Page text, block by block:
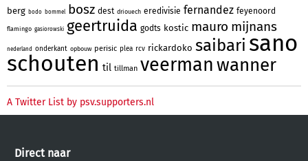
berg bodo bommel bosz dest driouech eredivisie fernandez feyenoord
flamingo gasiorowski geertruida godts kostic mauro mijnans
nederland onderkant opbouw perisic plea rcv rickardoko saibari sano
schouten til tillman veermanwanner
A Twitter List by psv.supporters.nl
Direct naar